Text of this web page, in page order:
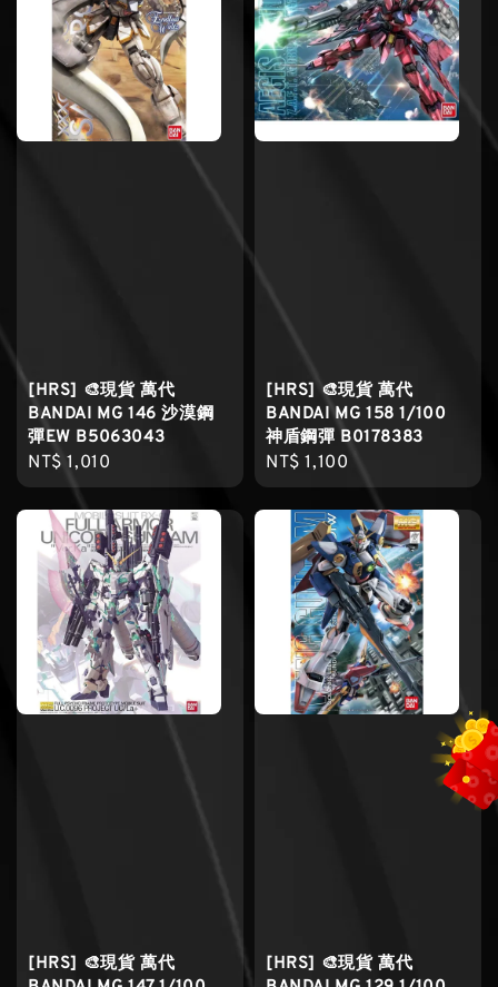
[HRS] 🎨現貨 萬代
BANDAI MG 146 沙漠鋼
彈EW B5063043
Regular
price
NT$ 1,010
[HRS] 🎨現貨 萬代
BANDAI MG 158 1/100
神盾鋼彈 B0178383
Regular
price
NT$ 1,100
[HRS] 🎨現貨 萬代
[HRS] 🎨現貨 萬代